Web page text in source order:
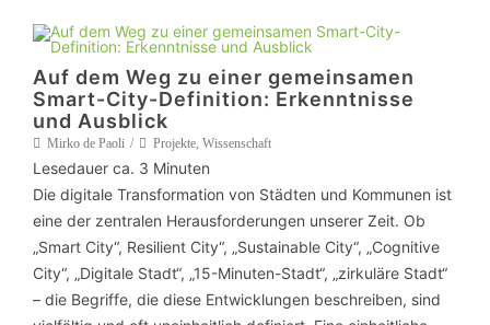
Auf dem Weg zu einer gemeinsamen
Smart-City-Definition: Erkenntnisse
und Ausblick
Mirko de Paoli Projekte, Wissenschaft
Lesedauer ca. 3 Minuten
Die digitale Transformation von Städten und Kommunen ist
eine der zentralen Herausforderungen unserer Zeit. Ob
„Smart City“, Resilient City“, „Sustainable City“, „Cognitive
City“, „Digitale Stadt“, „15-Minuten-Stadt“, „zirkuläre Stadt“
– die Begriffe, die diese Entwicklungen beschreiben, sind